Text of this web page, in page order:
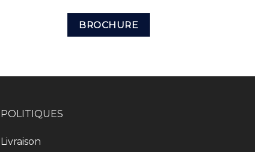
BROCHURE
POLITIQUES
Livraison